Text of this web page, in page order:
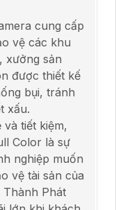
cung cấp
vệ các khu
xưởng sản
được thiết kế
bụi, tránh
xấu.
tiết kiệm,
Color là sự
nghiệp muốn
vệ tài sản của
Thành Phát